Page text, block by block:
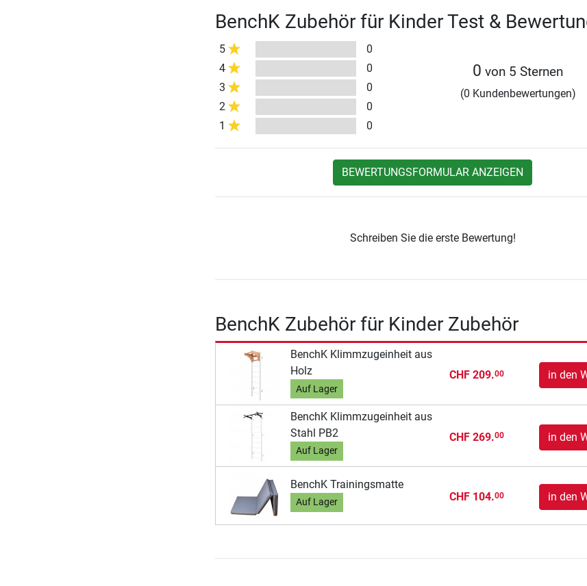
BenchK Zubehör für Kinder Test &
5
0
4
0
3
0
2
0
1
0
0 von 5 Sternen
(0 Kundenbewertungen)
BEWERTUNGSFORMULAR ANZEIGEN
Schreiben Sie die erste Bewertung!
BenchK Zubehör für Kinder Zubehör
BenchK Klimmzugeinheit aus
Holz
Auf Lager
CHF 209.00 in den
BenchK Klimmzugeinheit aus
Stahl PB2
Auf Lager
CHF 269.00 in den
BenchK Trainingsmatte
Auf Lager CHF 104.00 in den